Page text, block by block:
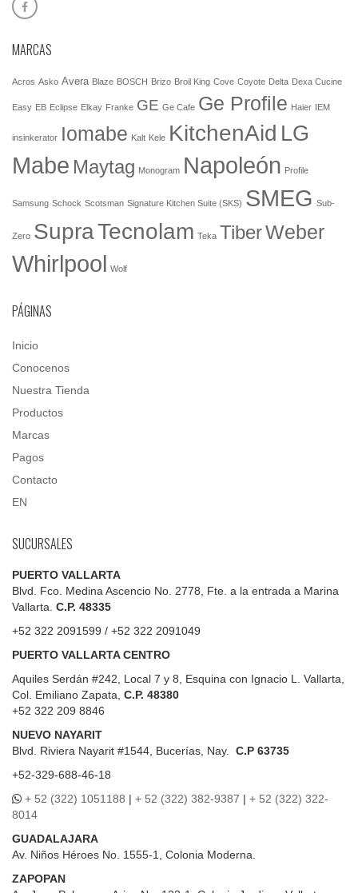
MARCAS
Acros Asko Avera Blaze BOSCH Brizo Broil King Cove Coyote Delta Dexa Cucine
Easy EB Eclipse Elkay Franke GE Ge Cafe Ge Profile Haier IEM
insinkerator Iomabe Kalt Kele KitchenAid LG
Mabe Maytag Monogram Napoleón Profile
Samsung Schock Scotsman Signature Kitchen Suite (SKS) SMEG Sub-
Zero SupraTecnolam Teka TiberWeber
Whirlpool Wolf
PÁGINAS
Inicio
Conocenos
Nuestra Tienda
Productos
Marcas
Pagos
Contacto
EN
SUCURSALES
PUERTO VALLARTA
Blvd. Fco. Medina Ascencio No. 2778, Fte. a la entrada a Marina
Vallarta. C.P. 48335
+52 322 2091599 / +52 322 2091049
PUERTO VALLARTA CENTRO
Aquiles Serdán #242, Local 7 y 8, Esquina con Ignacio L. Vallarta,
Col. Emiliano Zapata, C.P. 48380
+52 322 209 8846
NUEVO NAYARIT
Blvd.
Riviera Nayarit #1544, Bucerías, Nay. C.P 63735
+52-329-688-46-18
+ 52 (322) 1051188 | + 52 (322) 382-9387 | + 52 (322) 322-
8014
GUADALAJARA
Av. Niños Héroes No. 1555-1, Colonia Moderna.
ZAPOPAN